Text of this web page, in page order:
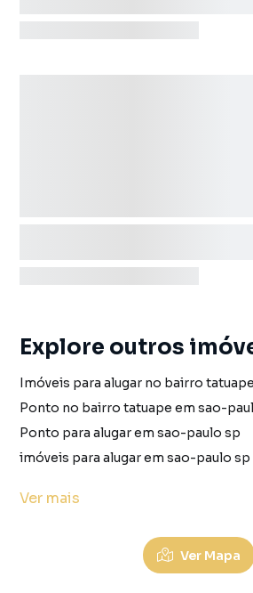
Explore outros
Imóveis para alugar no bairro
Ponto no bairro tatuape em sao-
Ponto para alugar em sao-paulo sp
imóveis para alugar em sao-paulo sp
Prédio para alugar em sao-paulo sp
Ver mais
Ver Mapa